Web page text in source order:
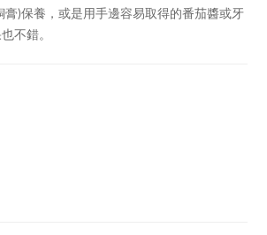
膏)保養，或是用手邊容易取得的番茄醬或牙
不錯。